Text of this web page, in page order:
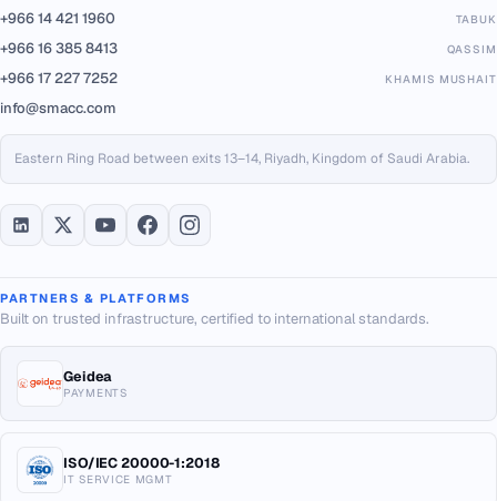
+966 14 421 1960 TABUK
+966 16 385 8413 QASSIM
+966 17 227 7252 KHAMIS MUSHAIT
info@smacc.com
Eastern Ring Road between exits 13–14, Riyadh, Kingdom of Saudi Arabia.
PARTNERS & PLATFORMS
Built on trusted infrastructure, certified to international standards.
Geidea
PAYMENTS
ISO/IEC 20000-1:2018
IT SERVICE MGMT